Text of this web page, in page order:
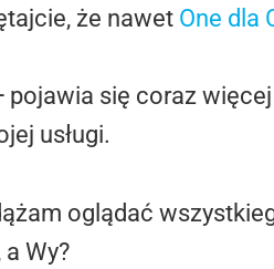
że nawet One dla
pojawia się coraz
usługi.
oglądać
Wy?